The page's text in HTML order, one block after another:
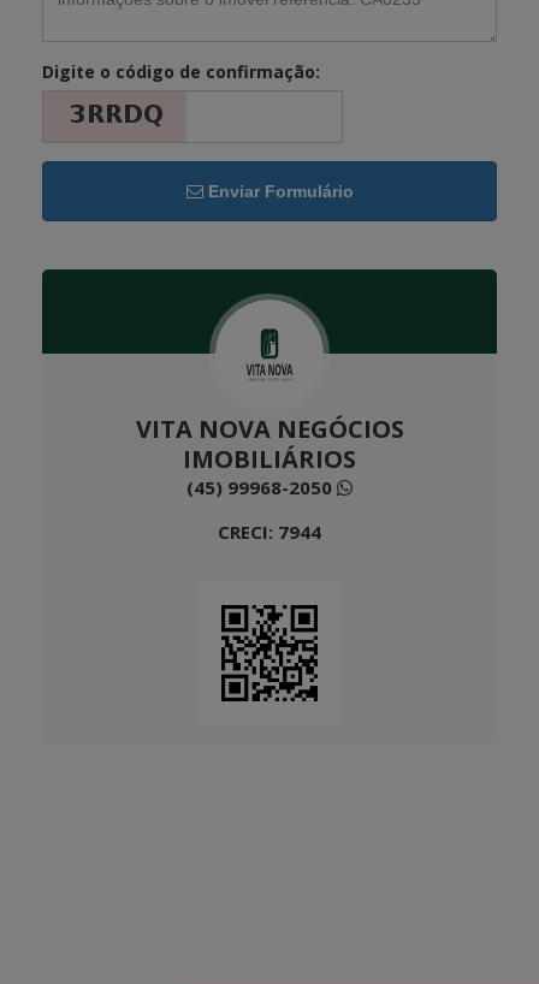
Digite o código de confirmação:
Enviar Formulário
VITA NOVA NEGÓCIOS
IMOBILIÁRIOS
(45) 99968-2050
CRECI: 7944